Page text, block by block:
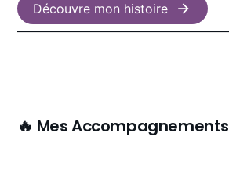
Découvre mon histoire
🔥 Mes Accompagnements